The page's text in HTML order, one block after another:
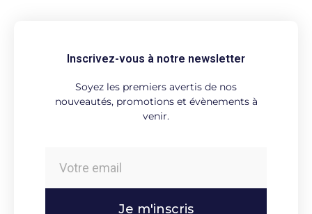
Inscrivez-vous à notre newsletter
Soyez les premiers avertis de nos
nouveautés, promotions et évènements à
venir.
Je m'inscris